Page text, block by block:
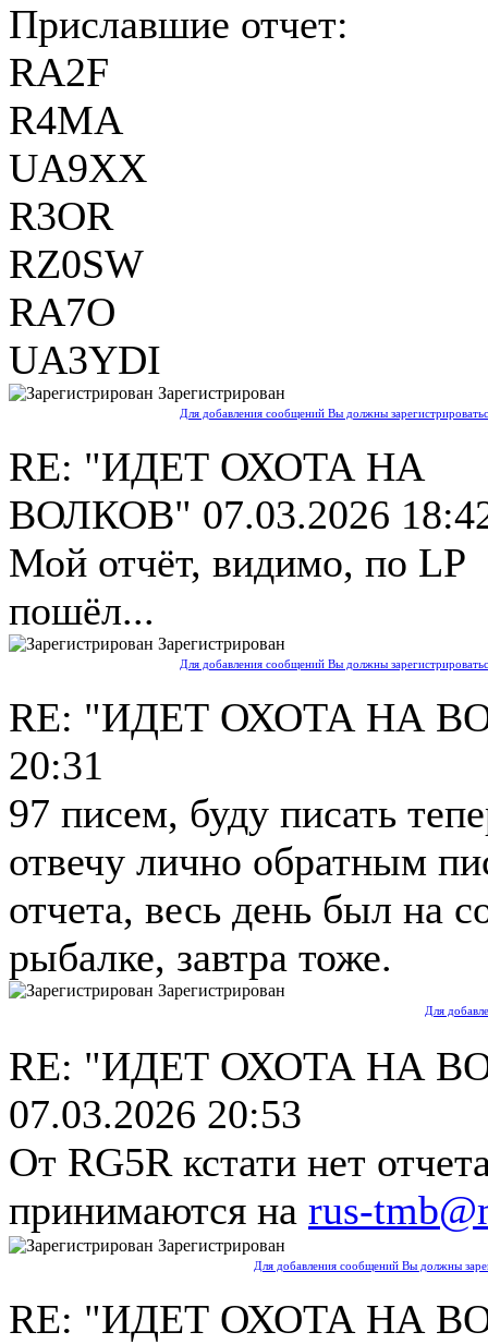
Приславшие отчет:
RA2F
R4MA
UA9XX
R3OR
RZ0SW
RA7O
UA3YDI
Зарегистрирован
Для добавления сообщений Вы должны
RE: "ИДЕТ ОХОТА НА
ВОЛКОВ" 07.03.2026
Мой отчёт, видимо, по LP
пошёл...
Зарегистрирован
Для добавления сообщений Вы должны
RE: "ИДЕТ ОХОТА НА
20:31
97 писем, буду писать
отвечу лично обратным
отчета, весь день был на
рыбалке, завтра тоже.
Зарегистрирован
Для
RE: "ИДЕТ ОХОТА НА
07.03.2026 20:53
От RG5R кстати нет
принимаются на rus-
Зарегистрирован
Для добавления сообщений Вы должны
RE: "ИДЕТ ОХОТА НА